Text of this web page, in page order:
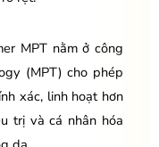
MPT nằm ở công
(MPT) cho phép
xác, linh hoạt hơn
trị và cá nhân hóa